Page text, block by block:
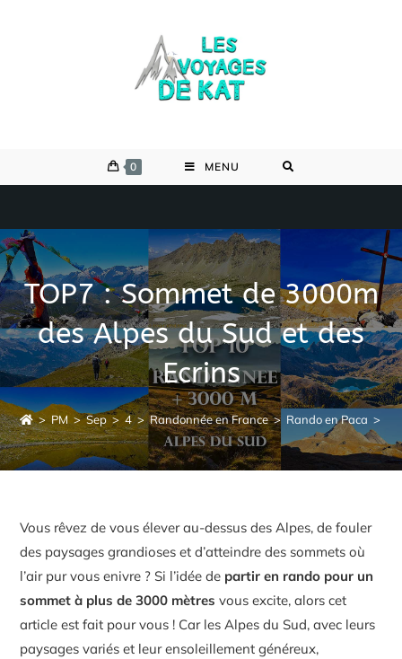
0 MENU
TOP7 : Sommet de 3000m
des Alpes du Sud et des
Ecrins
> PM > Sep > 4 > Randonnée en France > Rando en Paca >
Vous rêvez de vous élever au-dessus des Alpes, de fouler
des paysages grandioses et d’atteindre des sommets où
l’air pur vous enivre ? Si l’idée de partir en rando pour un
sommet à plus de 3000 mètres vous excite, alors cet
article est fait pour vous ! Car les Alpes du Sud, avec leurs
paysages variés et leur ensoleillement généreux,